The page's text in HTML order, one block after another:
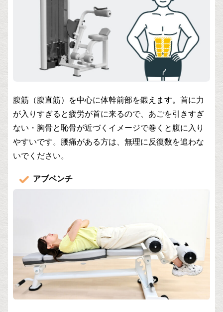
腹筋（腹直筋）を中心に体幹前部を鍛えます。首に力
が入りすぎると疲労が首に来るので、あごを引きすぎ
ない・胸骨と恥骨が近づくイメージで巻くと腹に入り
やすいです。腰痛がある方は、無理に反復数を追わな
いでください。
アブベンチ